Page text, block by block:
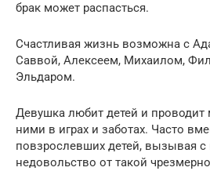
брак может распасться.
Счастливая жизнь возможна с
Саввой, Алексеем, Михаилом,
Эльдаром.
Девушка любит детей и проводит
ними в играх и заботах. Часто
повзрослевших детей, вызывая с
недовольство от такой